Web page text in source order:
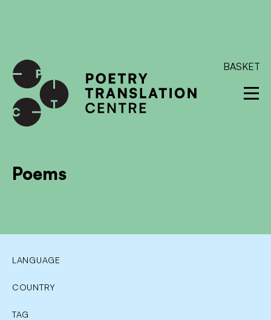
BASKET
Poems
LANGUAGE
COUNTRY
TAG